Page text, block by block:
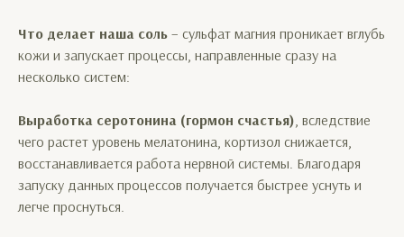
Что делает наша соль – сульфат магния проникает вглубь
кожи и запускает процессы, направленные сразу на
несколько систем:
Выработка серотонина (гормон счастья), вследствие
чего растет уровень мелатонина, кортизол снижается,
восстанавливается работа нервной системы. Благодаря
запуску данных процессов получается быстрее уснуть и
легче проснуться.